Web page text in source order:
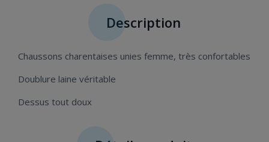
Description
Chaussons charentaises unies femme, très confortables
Doublure laine véritable
Dessus tout doux